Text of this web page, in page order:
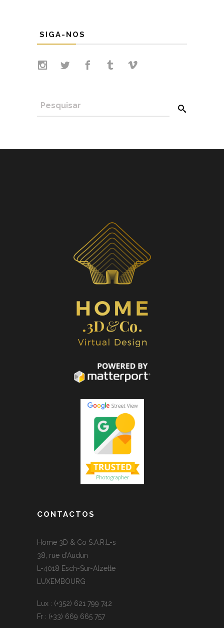
SIGA-NOS
CONTACTOS
Home 3D & Co S.A.R.L-s
38, rue d’Audun
L-4018 Esch-Sur-Alzette
LUXEMBOURG
Lux : (+352) 621 799 742
Fr : (+33) 669 665 757